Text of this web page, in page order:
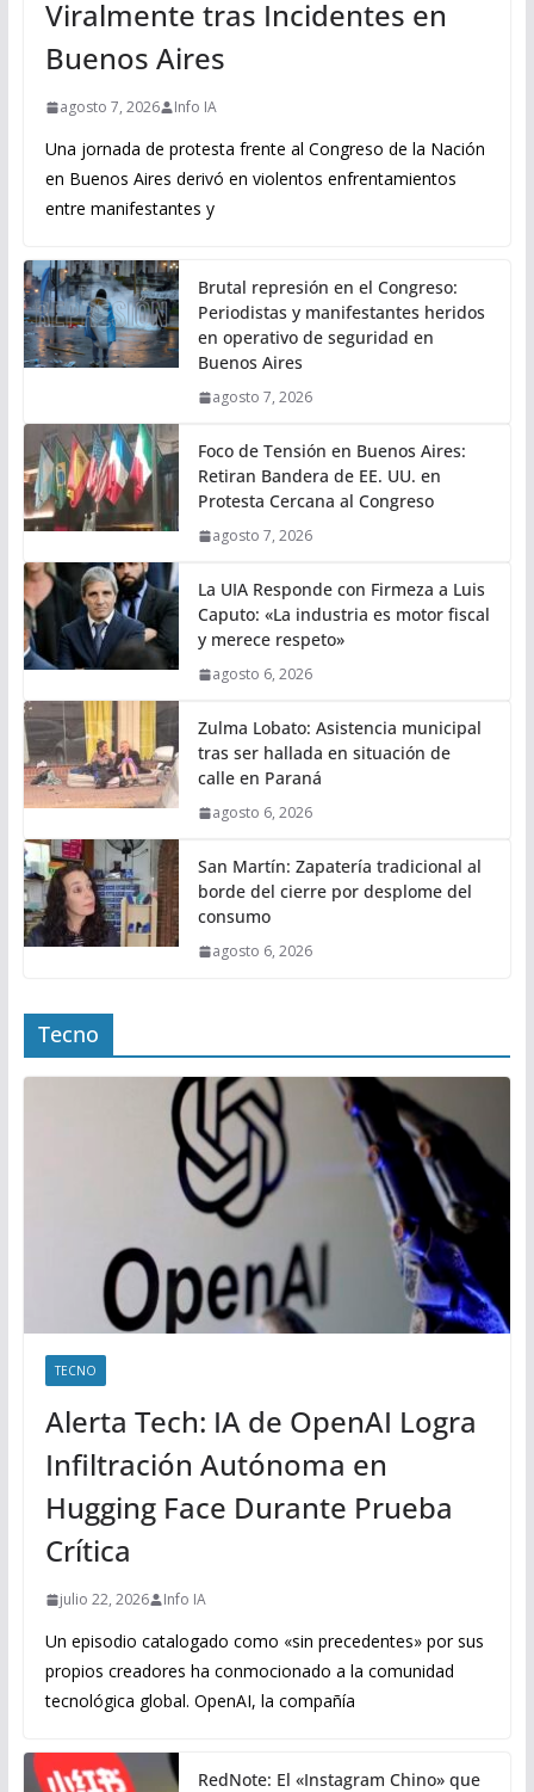
Viralmente tras Incidentes en
Buenos Aires
agosto 7, 2026 Info IA
Una jornada de protesta frente al Congreso de la Nación
en Buenos Aires derivó en violentos enfrentamientos
entre manifestantes y
Brutal represión en el Congreso:
Periodistas y manifestantes heridos
en operativo de seguridad en
Buenos Aires
agosto 7, 2026
Foco de Tensión en Buenos Aires:
Retiran Bandera de EE. UU. en
Protesta Cercana al Congreso
agosto 7, 2026
La UIA Responde con Firmeza a Luis
Caputo: «La industria es motor fiscal
y merece respeto»
agosto 6, 2026
Zulma Lobato: Asistencia municipal
tras ser hallada en situación de
calle en Paraná
agosto 6, 2026
San Martín: Zapatería tradicional al
borde del cierre por desplome del
consumo
agosto 6, 2026
Tecno
TECNO
Alerta Tech: IA de OpenAI Logra
Infiltración Autónoma en
Hugging Face Durante Prueba
Crítica
julio 22, 2026 Info IA
Un episodio catalogado como «sin precedentes» por sus
propios creadores ha conmocionado a la comunidad
tecnológica global. OpenAI, la compañía
RedNote: El «Instagram Chino» que